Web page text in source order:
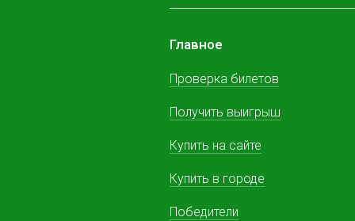
Главное
Проверка билетов
Получить выигрыш
Купить на сайте
Купить в городе
Победители